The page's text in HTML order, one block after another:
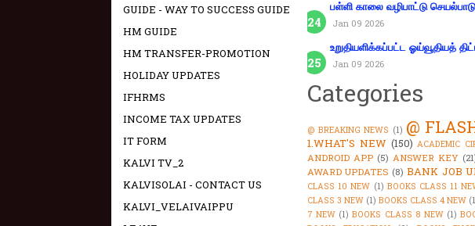
பள்ளி காலை வழிபாட்டு
Jan 09 2026
உறுதியளிக்கப்பட்ட ஓய்வூதியத்
Jan 09 2026
Categories
@ BREAKING NEWS (1) @
1.WHAT'S NEW (150) ACADEMIC
ANDROID APP (5) ANSWER KEY
AWARD UPDATES (8) BANK JOB
CLASS 10 NEW (1) BOOKS CLASS 11
CLASS 3 NEW (1) BOOKS CLASS 4 NEW
7 NEW (1) BOOKS CLASS 8 NEW (1)
GUIDE - WAY TO SUCCESS GUIDE
HM GUIDE
HM TRANSFER-PROMOTION
HOLIDAY UPDATES
IFHRMS
INCOME TAX UPDATES
IT FORM
KALVI TV_2
KALVISOLAI - CONTACT US
KALVI_VELAIVAIPPU